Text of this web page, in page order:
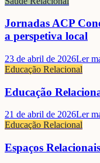
Jornadas ACP
a perspetiva local
23 de abril de 2026Ler
Educação Relacional
Educação
21 de abril de 2026Ler
Educação Relacional
Espaços